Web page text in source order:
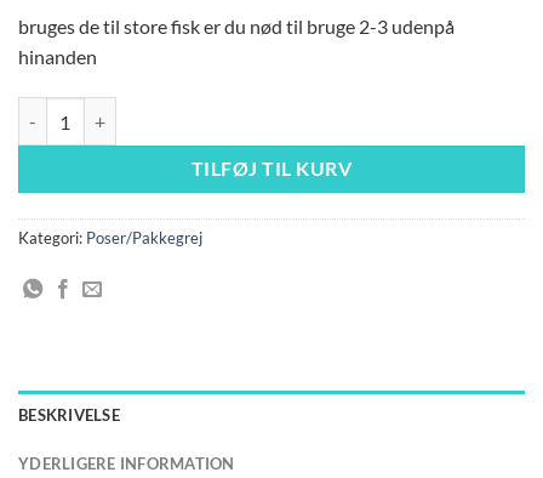
bruges de til store fisk er du nød til bruge 2-3 udenpå
hinanden
TILFØJ TIL KURV
Kategori: Poser/Pakkegrej
BESKRIVELSE
YDERLIGERE INFORMATION